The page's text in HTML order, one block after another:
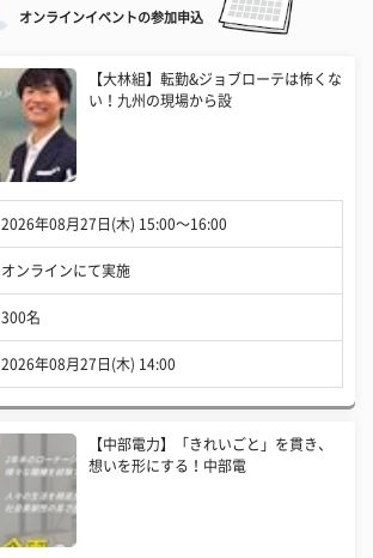
オンラインイベントの参加申込
【大林組】転勤&ジョブローテは怖くな
い！九州の現場から設
2026年08月27日(木) 15:00〜16:00
オンラインにて実施
300名
2026年08月27日(木) 14:00
【中部電力】「きれいごと」を貫き、
想いを形にする！中部電